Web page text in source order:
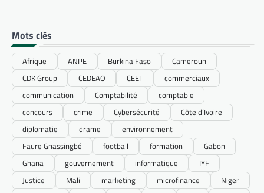
Mots clés
Afrique ANPE Burkina Faso
Cameroun
CDK Group
CEDEAO CEET
commerciaux
communication
Comptabilité
comptable
concours
crime Cybersécurité
Côte d’Ivoire
diplomatie
drame
environnement
Faure Gnassingbé
football formation
Gabon
Ghana
gouvernement informatique
IYF
Justice
Mali marketing microfinance
Niger